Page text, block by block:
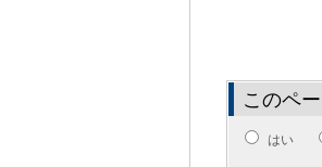
このペ
はい